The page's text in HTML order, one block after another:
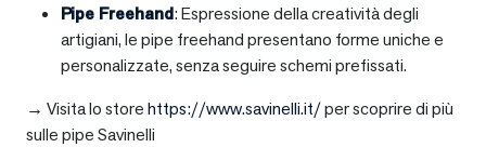
Pipe Freehand: Espressione della creatività degli
artigiani, le pipe freehand presentano forme uniche e
personalizzate, senza seguire schemi prefissati.
→ Visita lo storehttps://www.savinelli.it/per scoprire di più
sulle pipe Savinelli